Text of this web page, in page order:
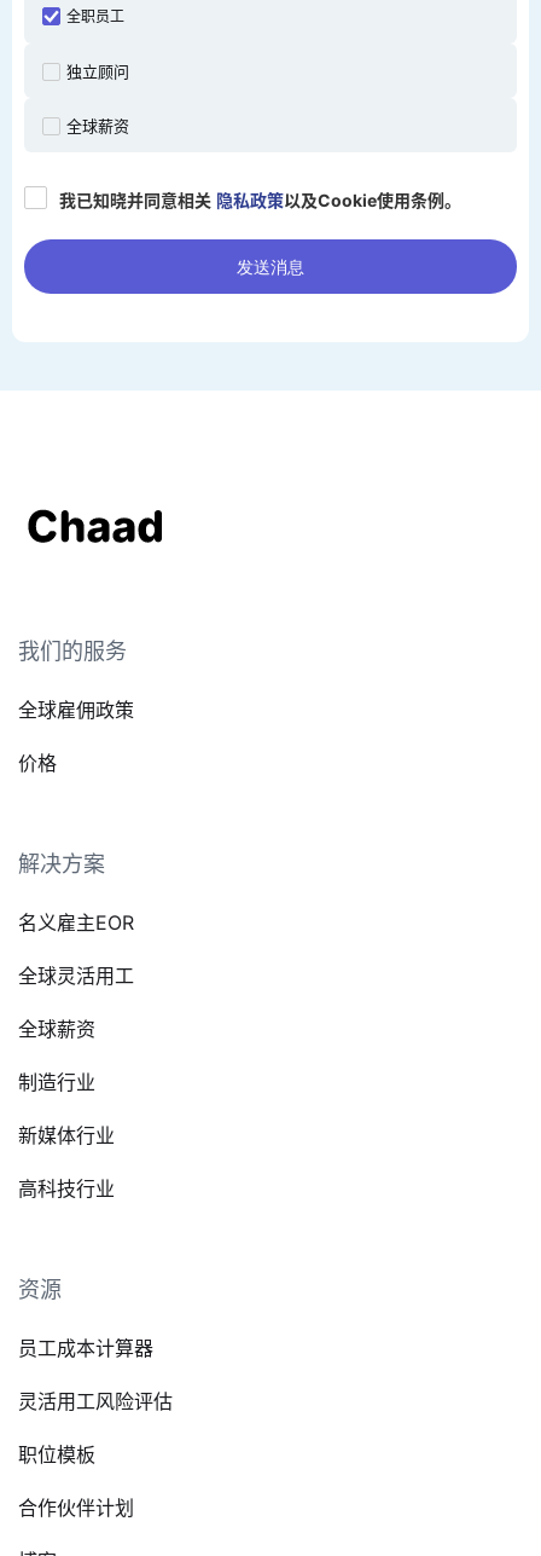
全职员工
独立顾问
全球薪资
我已知晓并同意相关 隐私政策以及Cookie使用条例。
我们的服务
全球雇佣政策
价格
解决方案
名义雇主EOR
全球灵活用工
全球薪资
制造行业
新媒体行业
高科技行业
资源
员工成本计算器
灵活用工风险评估
职位模板
合作伙伴计划